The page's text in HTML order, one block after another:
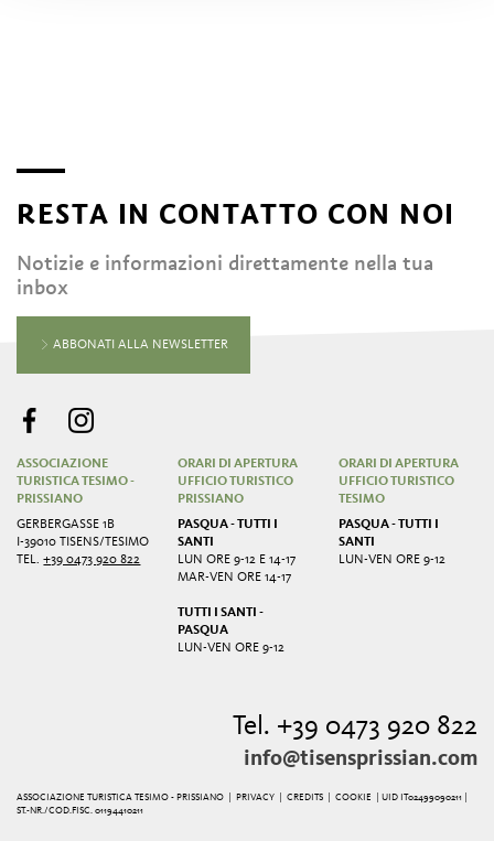
RESTA IN CONTATTO CON NOI
Notizie e informazioni direttamente nella tua
inbox
ABBONATI ALLA NEWSLETTER
ASSOCIAZIONE
TURISTICA TESIMO -
PRISSIANO
GERBERGASSE 1B
I-39010 TISENS/TESIMO
TEL.+39 0473 920 822
ORARI DI APERTURA
UFFICIO TURISTICO
PRISSIANO
PASQUA - TUTTI I
SANTI
LUN ORE 9-12 E 14-17
MAR-VEN ORE 14-17
TUTTI I SANTI -
PASQUA
LUN-VEN ORE 9-12
ORARI DI APERTURA
UFFICIO TURISTICO
TESIMO
PASQUA - TUTTI I
SANTI
LUN-VEN ORE 9-12
Tel. +39 0473 920 822
info@tisensprissian.com
ASSOCIAZIONE TURISTICA TESIMO - PRISSIANO | PRIVACY |CREDITS |COOKIE
| UID IT02499090211 |
ST.-NR./COD.FISC. 01194410211